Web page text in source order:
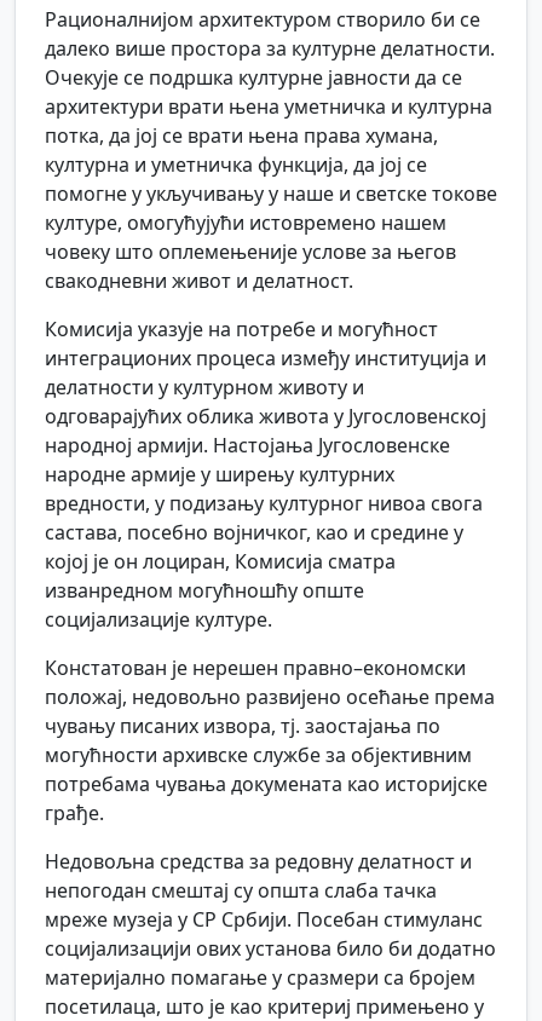
Рационалнијом архитектуром створило би се
далеко више простора за културне делатности.
Очекује се подршка културне јавности да се
архитектури врати њена уметничка и културна
потка, да јој се врати њена права хумана,
културна и уметничка функција, да јој се
помогне у укључивању у наше и светске токове
културе, омогућујући истовремено нашем
човеку што оплемењеније услове за његов
свакодневни живот и делатност.
Комисија указује на потребе и могућност
интеграционих процеса између институција и
делатности у културном животу и
одговарајућих облика живота у Југословенској
народној армији. Настојања Југословенске
народне армије у ширењу културних
вредности, у подизању културног нивоа свога
састава, посебно војничког, као и средине у
којој је он лоциран, Комисија сматра
изванредном могућношћу опште
социјализације културе.
Констатован је нерешен правно–економски
положај, недовољно развијено осећање према
чувању писаних извора, тј. заостајања по
могућности архивске службе за објективним
потребама чувања докумената као историјске
грађе.
Недовољна средства за редовну делатност и
непогодан смештај су општа слаба тачка
мреже музеја у СР Србији. Посебан стимуланс
социјализацији ових установа било би додатно
материјално помагање у сразмери са бројем
посетилаца, што је као критериј примењено у